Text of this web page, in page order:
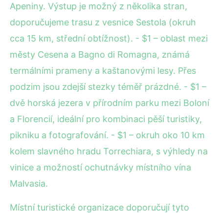
Apeniny. Výstup je možný z několika stran,
doporučujeme trasu z vesnice Sestola (okruh
cca 15 km, střední obtížnost). - $1 – oblast mezi
městy Cesena a Bagno di Romagna, známá
termálními prameny a kaštanovými lesy. Přes
podzim jsou zdejší stezky téměř prázdné. - $1 –
dvě horská jezera v přírodním parku mezi Boloní
a Florencií, ideální pro kombinaci pěší turistiky,
pikniku a fotografování. - $1 – okruh oko 10 km
kolem slavného hradu Torrechiara, s výhledy na
vinice a možností ochutnávky místního vína
Malvasia.
Místní turistické organizace doporučují tyto